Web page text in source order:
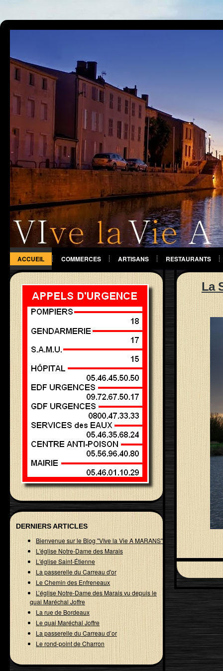
ACCUEIL COMMERCES ARTISANS RESTAURANTS
DIVERS
DERNIERS ARTICLES
Bienvenue sur le Blog "VIve la Vie A MARANS"
L'église Notre-Dame des Marais
L'église Saint-Étienne
La passerelle du Carreau d'or
Le Chemin des Enfreneaux
L’église Notre-Dame des Marais vu depuis le
quai Maréchal Joffre
La rue de Bordeaux
Le quai Maréchal Joffre
La passerelle du Carreau d’or
Le rond-point de Charron
La